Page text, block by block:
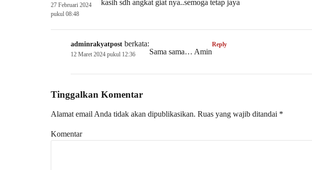
27 Februari 2024
pukul 08:48
kasih sdh angkat giat nya..semoga tetap jaya
adminrakyatpost berkata:
12 Maret 2024 pukul 12:36 Sama sama… Amin
Reply
Tinggalkan Komentar
Alamat email Anda tidak akan dipublikasikan. Ruas yang wajib ditandai *
Komentar